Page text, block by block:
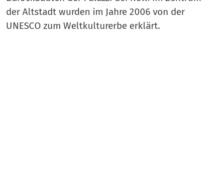
der Altstadt wurden im Jahre 2006 von der
UNESCO zum Weltkulturerbe erklärt.